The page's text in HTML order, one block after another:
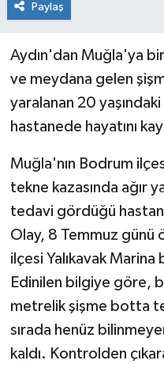
Paylaş
Aydın'dan Muğla'ya
ve meydana gelen
yaralanan 20 yaşındaki
hastanede hayatını
Muğla'nın Bodrum
tekne kazasında ağır
tedavi gördüğü
Olay, 8 Temmuz
ilçesi Yalıkavak
Edinilen bilgiye göre,
metrelik şişme botta
sırada henüz
kaldı. Kontrolden